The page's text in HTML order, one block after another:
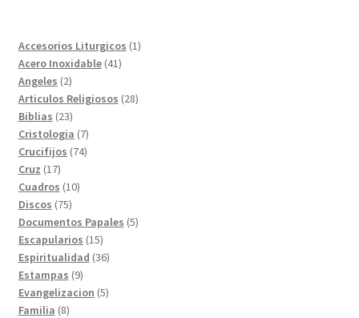
Accesorios Liturgicos 11
Acero Inoxidable 4141
Angeles 22
productos
Articulos Religiosos 2828
Biblias 2323
productos
Cristologia 77
productos
Crucifijos 7474
Cruz 1717
productos
Cuadros 1010
Discos 7575
productos
Documentos Papales 55
Escapularios 1515
productos
Espiritualidad 3636
Estampas 99
productos
Evangelizacion 55
Familia 88